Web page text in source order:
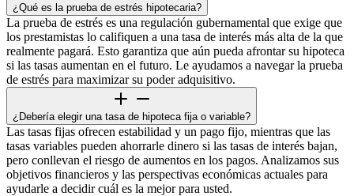
¿Qué es la prueba de estrés hipotecaria?
La prueba de estrés es una regulación gubernamental que exige que
los prestamistas lo califiquen a una tasa de interés más alta de la que
realmente pagará. Esto garantiza que aún pueda afrontar su hipoteca
si las tasas aumentan en el futuro. Le ayudamos a navegar la prueba
de estrés para maximizar su poder adquisitivo.
¿Debería elegir una tasa de hipoteca fija o variable?
Las tasas fijas ofrecen estabilidad y un pago fijo, mientras que las
tasas variables pueden ahorrarle dinero si las tasas de interés bajan,
pero conllevan el riesgo de aumentos en los pagos. Analizamos sus
objetivos financieros y las perspectivas económicas actuales para
ayudarle a decidir cuál es la mejor para usted.